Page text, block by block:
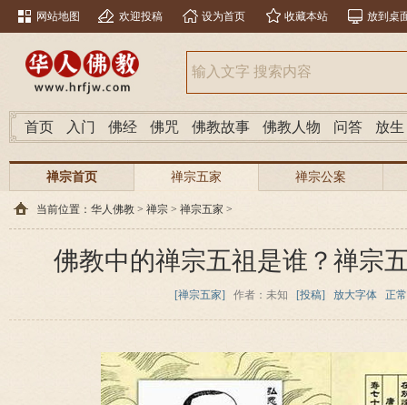
网站地图 欢迎投稿 设为首页 收藏本站 放到桌
首页 入门 佛经 佛咒 佛教故事 佛教人物 问答 放生
禅宗首页 禅宗五家 禅宗公案
当前位置： 华人佛教 > 禅宗 > 禅宗五家 >
佛教中的禅宗五祖是谁？禅宗
[禅宗五家] 作者：未知 [投稿] 放大字体 正常